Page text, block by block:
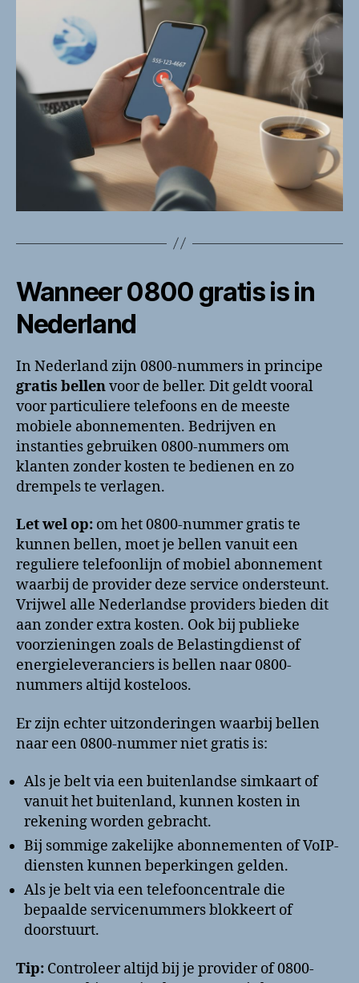
Wanneer 0800 gratis is in
Nederland
In Nederland zijn 0800-nummers in principe
gratis bellenvoor de beller. Dit geldt vooral
voor particuliere telefoons en de meeste
mobiele abonnementen. Bedrijven en
instanties gebruiken 0800-nummers om
klanten zonder kosten te bedienen en zo
drempels te verlagen.
Let wel op: om het 0800-nummer gratis te
kunnen bellen, moet je bellen vanuit een
reguliere telefoonlijn of mobiel abonnement
waarbij de provider deze service ondersteunt.
Vrijwel alle Nederlandse providers bieden dit
aan zonder extra kosten. Ook bij publieke
voorzieningen zoals de Belastingdienst of
energieleveranciers is bellen naar 0800-
nummers altijd kosteloos.
Er zijn echter uitzonderingen waarbij bellen
naar een 0800-nummer niet gratis is:
Als je belt via een buitenlandse simkaart of
vanuit het buitenland, kunnen kosten in
rekening worden gebracht.
Bij sommige zakelijke abonnementen of VoIP-
diensten kunnen beperkingen gelden.
Als je belt via een telefooncentrale die
bepaalde servicenummers blokkeert of
doorstuurt.
Tip: Controleer altijd bij je provider of 0800-